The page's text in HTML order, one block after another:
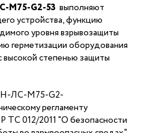
М75-G2-53 выполняют
устройства, функцию
уровня взрывозащиты
герметизации оборудования
высокой степенью защиты
ЛС-М75-G2-
регламенту
ТС 012/2011 "О безопасности